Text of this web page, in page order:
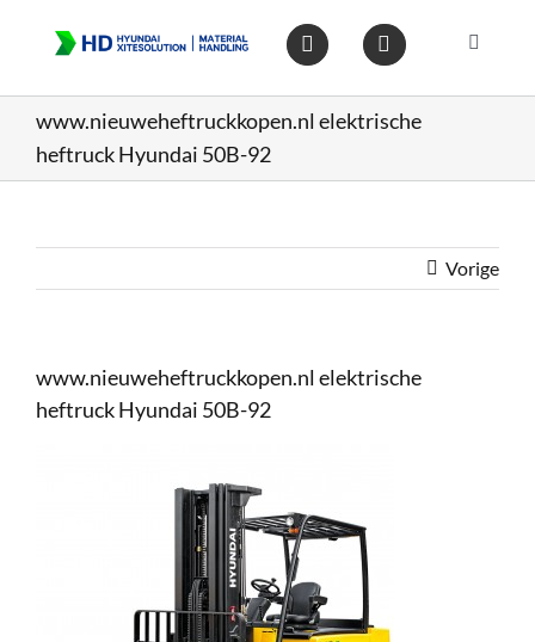
inhoud
Toggle
www.nieuweheftruckkopen.nl elektrische
heftruck Hyundai 50B-92
Vorige
www.nieuweheftruckkopen.nl elektrische
heftruck Hyundai 50B-92